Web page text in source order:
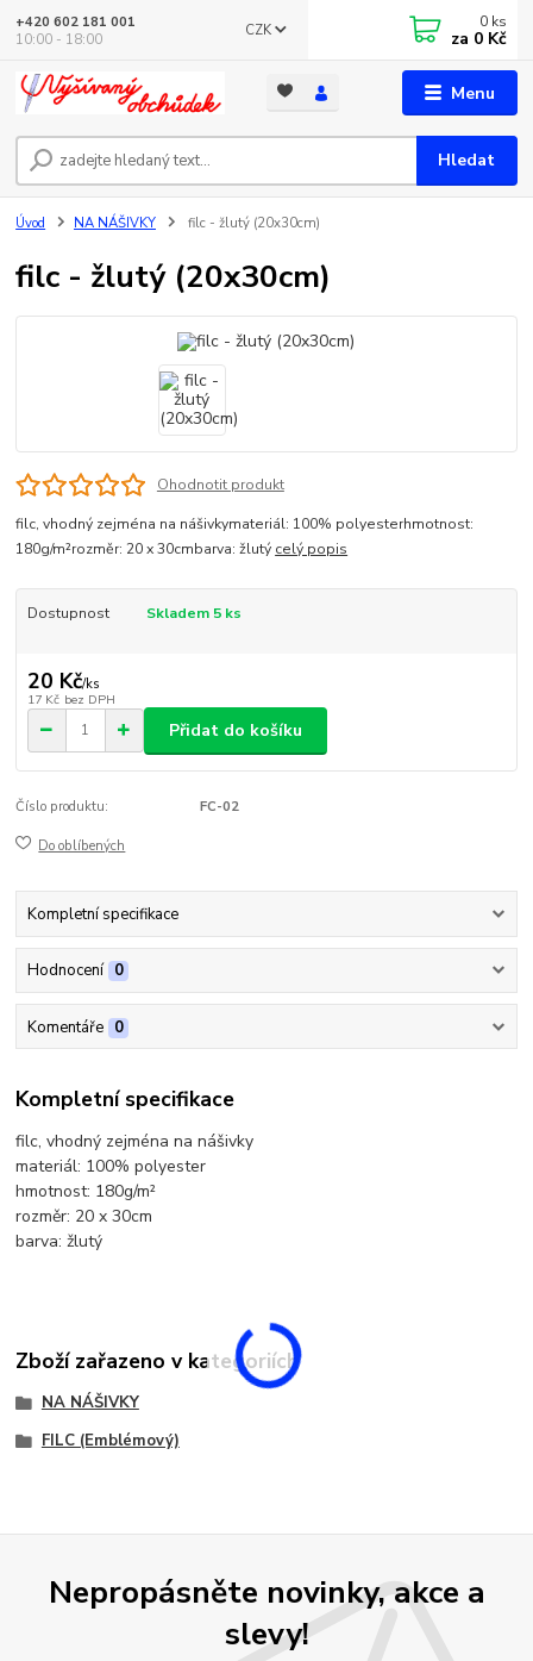
Menu
CZK
Hledat
+420 602 181 001
10:00 - 18:00
0 ks
za 0 Kč
Úvod NA NÁŠIVKY filc - žlutý (20x30cm)
filc - žlutý (20x30cm)
Ohodnotit produkt
filc, vhodný zejména na nášivkymateriál: 100% polyesterhmotnost:
180g/m²rozměr: 20 x 30cmbarva: žlutý celý popis
Dostupnost Skladem 5 ks
20 Kč/ks
17 Kč bez DPH
Přidat do košíku
Číslo produktu: FC-02
Do oblíbených
Kompletní specifikace
Hodnocení 0
Komentáře 0
Kompletní specifikace
filc, vhodný zejména na nášivky
materiál: 100% polyester
hmotnost: 180g/m²
rozměr: 20 x 30cm
barva: žlutý
Zboží zařazeno v kategoriích
NA NÁŠIVKY
FILC (Emblémový)
Nepropásněte novinky, akce a
slevy!